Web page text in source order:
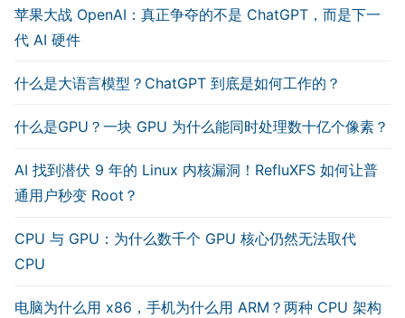
苹果大战 OpenAI：真正争夺的不是 ChatGPT，而是下一
代 AI 硬件
什么是大语言模型？ChatGPT 到底是如何工作的？
什么是GPU？一块 GPU 为什么能同时处理数十亿个像素？
AI 找到潜伏 9 年的 Linux 内核漏洞！RefluXFS 如何让普
通用户秒变 Root？
CPU 与 GPU：为什么数千个 GPU 核心仍然无法取代
CPU
电脑为什么用 x86，手机为什么用 ARM？两种 CPU 架构